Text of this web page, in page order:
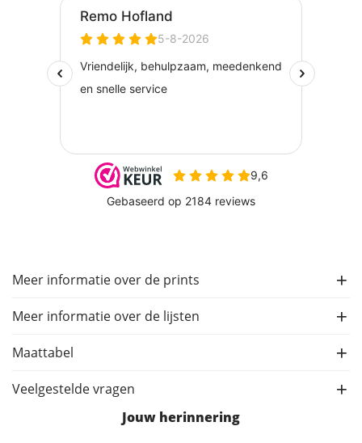
Meer informatie over de prints
Meer informatie over de lijsten
Maattabel
Veelgestelde vragen
Jouw herinnering